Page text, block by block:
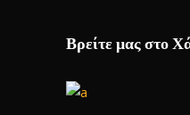
Βρείτε μας στο